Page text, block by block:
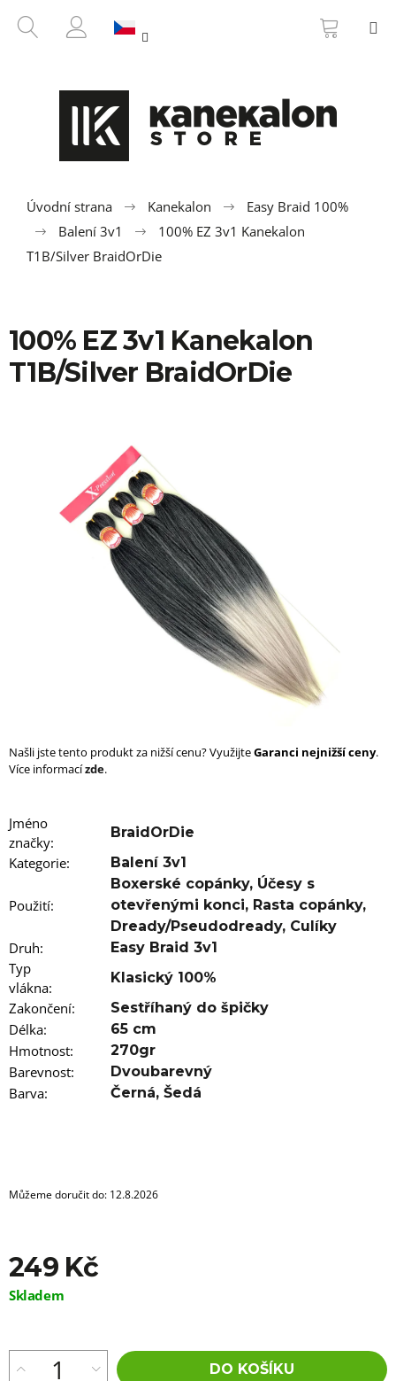
HLEDAT
PŘIHLÁŠENÍ
KOŠÍK
Úvodní strana Kanekalon
Easy Braid 100%
Balení 3v1
100% EZ 3v1 Kanekalon
T1B/Silver BraidOrDie
100% EZ 3v1 Kanekalon
T1B/Silver BraidOrDie
Našli jste tento produkt za nižší cenu? VyužijteGaranci nejnižší ceny.
Více informacízde.
Jméno
značky:
BraidOrDie
Kategorie: Balení 3v1
Použití:
Boxerské copánky, Účesy s
otevřenými konci, Rasta copánky,
Dready/Pseudodready, Culíky
Druh: Easy Braid 3v1
Typ
vlákna:
Klasický 100%
Zakončení: Sestříhaný do špičky
Délka: 65 cm
Hmotnost: 270gr
Barevnost: Dvoubarevný
Barva: Černá, Šedá
Můžeme doručit do: 12.8.2026
249 Kč
Měrná
Skladem
DO KOŠÍKU
ZPĚT
ZPĚT
b
e
t
e
HLEDAT
u
č
e
m
e
100%
JUMBO
KANEKALON
SUPERBRAID
99
Kč
Původně:
149
Kč